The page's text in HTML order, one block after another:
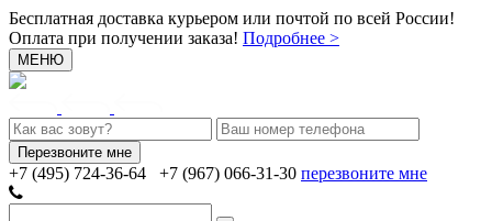
Бесплатная доставка курьером или почтой по всей России!
Оплата при получении заказа! Подробнее >
МЕНЮ
+7 (495) 724-36-64 +7 (967) 066-31-30 перезвоните мне